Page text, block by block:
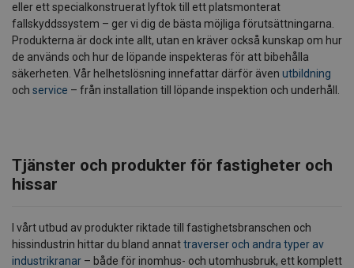
eller ett specialkonstruerat lyftok till ett platsmonterat
fallskyddssystem – ger vi dig de bästa möjliga förutsättningarna.
Produkterna är dock inte allt, utan en kräver också kunskap om hur
de används och hur de löpande inspekteras för att bibehålla
säkerheten. Vår helhetslösning innefattar därför även utbildning
och service – från installation till löpande inspektion och underhåll.
Tjänster och produkter för fastigheter och
hissar
I vårt utbud av produkter riktade till fastighetsbranschen och
hissindustrin hittar du bland annattraverser och andra typer av
industrikranar – både för inomhus- och utomhusbruk, ett komplett